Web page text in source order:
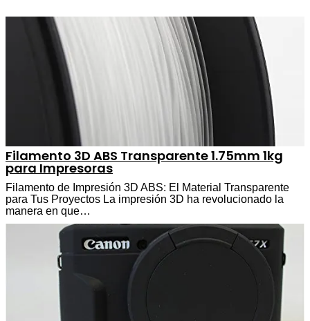
Filamento 3D ABS Transparente 1.75mm 1kg
para Impresoras
Filamento de Impresión 3D ABS: El Material Transparente
para Tus Proyectos La impresión 3D ha revolucionado la
manera en que…